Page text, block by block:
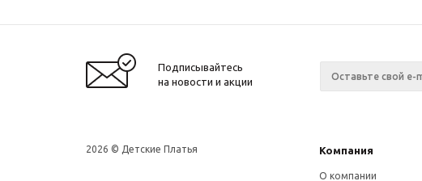
Подписывайтесь
на новости и акции
2026 © Детские Платья Компания
О компании